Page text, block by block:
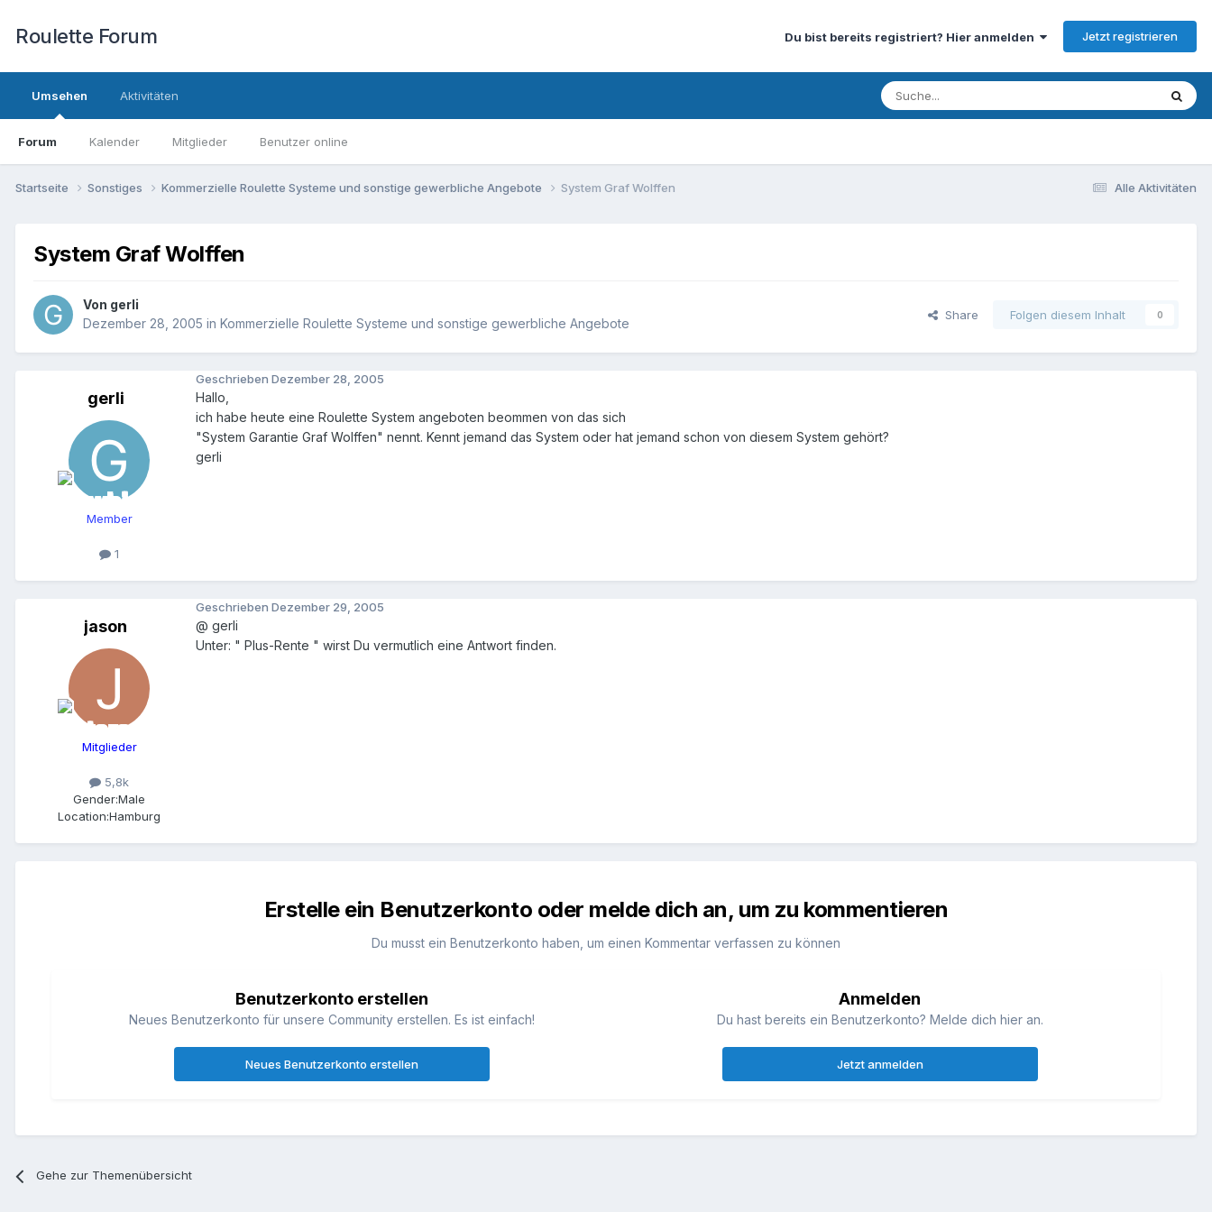
Roulette Forum Du bist bereits registriert? Hier anmelden Jetzt registrieren
Umsehen
Forum Kalender Mitglieder Benutzer online
Aktivitäten
Alle Aktivitäten
Startseite Sonstiges Kommerzielle Roulette Systeme und sonstige gewerbliche Angebote System Graf Wolffen
System Graf Wolffen
Von gerli
Dezember 28, 2005 in Kommerzielle Roulette Systeme und sonstige gewerbliche Angebote
Share Folgen diesem Inhalt 0
gerli
Member
1
Geschrieben Dezember 28, 2005
Hallo,
ich habe heute eine Roulette System angeboten beommen von das sich
"System Garantie Graf Wolffen" nennt. Kennt jemand das System oder hat jemand schon von diesem System gehört?
gerli
jason
Mitglieder
5,8k
Gender:Male
Location:Hamburg
Geschrieben Dezember 29, 2005
@ gerli
Unter: " Plus-Rente " wirst Du vermutlich eine Antwort finden.
Erstelle ein Benutzerkonto oder melde dich an, um zu kommentieren
Du musst ein Benutzerkonto haben, um einen Kommentar verfassen zu können
Benutzerkonto erstellen
Neues Benutzerkonto für unsere Community erstellen. Es ist einfach!
Neues Benutzerkonto erstellen
Anmelden
Du hast bereits ein Benutzerkonto? Melde dich hier an.
Jetzt anmelden
Gehe zur Themenübersicht